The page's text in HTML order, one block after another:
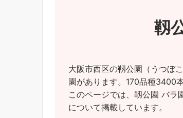
靱
大阪市西区の靱公園（うつぼ
園があります。170品種3400
このページでは、靱公園 バラ
について掲載しています。